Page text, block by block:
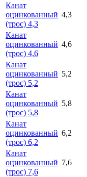
Канат
оцинкованный
(трос) 4,3
4,3
Канат
оцинкованный
(трос) 4,6
4,6
Канат
оцинкованный
(трос) 5,2
5,2
Канат
оцинкованный
(трос) 5,8
5,8
Канат
оцинкованный
(трос) 6,2
6,2
Канат
оцинкованный
(трос) 7,6
7,6